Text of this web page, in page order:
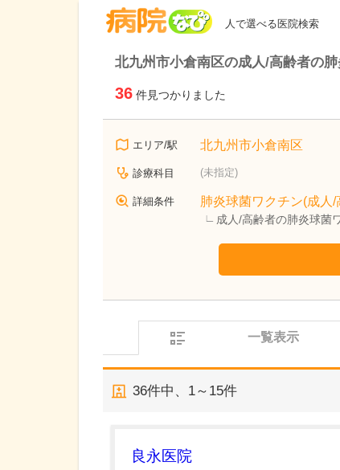
人で選べる医院検索
北九州市小倉南区の成人/高齢者の
36 件見つかりました
エリア/駅 北九州市小倉南区
診療科目 (未指定)
詳細条件 肺炎球菌ワクチン(成人/
成人/高齢者の肺炎球菌
一覧表示
36件中、 1～15件
良永医院